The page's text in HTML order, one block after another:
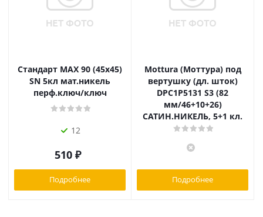
Стандарт MAX 90 (45х45)
SN 5кл мат.никель
перф.ключ/ключ
12
510 ₽
Подробнее
Mottura (Моттура) под
вертушку (дл. шток)
DPC1P5131 S3 (82
мм/46+10+26)
САТИН.НИКЕЛЬ, 5+1 кл.
Подробнее